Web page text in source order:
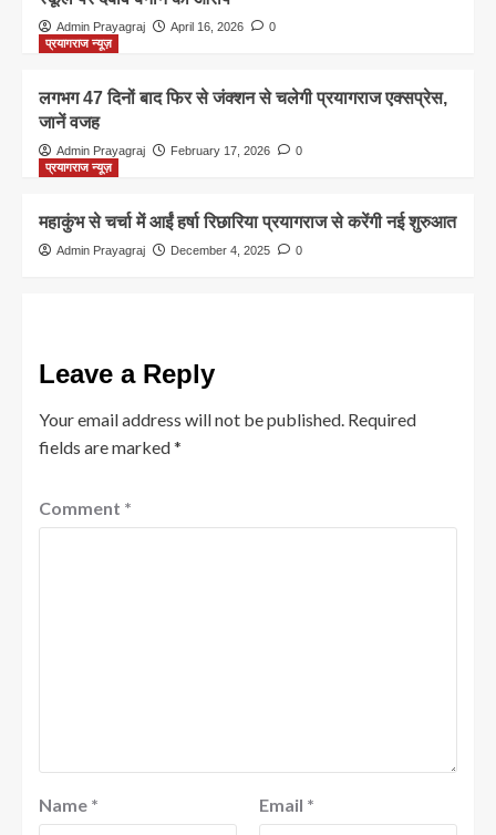
Admin Prayagraj April 16, 2026
0
प्रयागराज न्यूज़
लगभग 47 दिनों बाद फिर से जंक्शन से चलेगी प्रयागराज एक्सप्रेस,
जानें वजह
Admin Prayagraj February 17, 2026
0
प्रयागराज न्यूज़
महाकुंभ से चर्चा में आईं हर्षा रिछारिया प्रयागराज से करेंगी नई शुरुआत
Admin Prayagraj December 4, 2025 0
Leave a Reply
Your email address will not be published. Required
fields are marked*
Comment *
Name * Email *